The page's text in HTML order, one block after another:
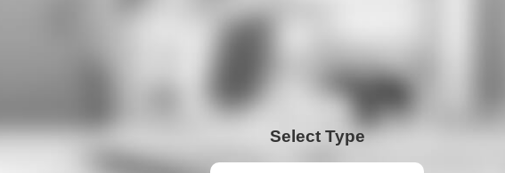
Select Type